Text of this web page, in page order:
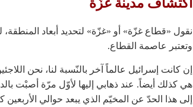
نقول «قطاع غزّة» أو «غزّة» لتحديد أبعاد
وتعتبر عاصمة القطاع.
إن كانت إسرائيل عالماً آخر بالنّسبة لنا، نحن
هي كذلك أيضاً. عند ذهابي إليها لأوّل مرّة أصبْت
إلى هذا الحدّ عن المخيّم الذي يبعد حوالي